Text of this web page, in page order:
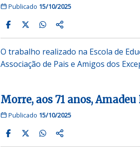
Publicado 15/10/2025
O trabalho realizado na Escola de
Associação de Pais e Amigos dos
Morre, aos 71 anos,
Publicado 15/10/2025